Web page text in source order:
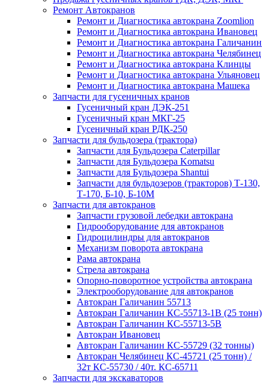
Ремонт Автокранов
Ремонт и Диагностика автокрана Zoomlion
Ремонт и Диагностика автокрана Ивановец
Ремонт и Диагностика автокрана Галичанин
Ремонт и Диагностика автокрана Челябинец
Ремонт и Диагностика автокрана Клинцы
Ремонт и Диагностика автокрана Ульяновец
Ремонт и Диагностика автокрана Машека
Запчасти для гусеничных кранов
Гусеничный кран ДЭК-251
Гусеничный кран МКГ-25
Гусеничный кран РДК-250
Запчасти для бульдозера (трактора)
Запчасти для Бульдозера Caterpillar
Запчасти для Бульдозера Komatsu
Запчасти для Бульдозера Shantui
Запчасти для бульдозеров (тракторов) Т-130,
Т-170, Б-10, Б-10М
Запчасти для автокранов
Запчасти грузовой лебедки автокрана
Гидрооборудование для автокранов
Гидроцилиндры для автокранов
Механизм поворота автокрана
Рама автокрана
Стрела автокрана
Опорно-поворотное устройства автокрана
Электрооборудование для автокранов
Автокран Галичанин 55713
Автокран Галичанин КС-55713-1В (25 тонн)
Автокран Галичанин КС-55713-5В
Автокран Ивановец
Автокран Галичанин КС-55729 (32 тонны)
Автокран Челябинец КС-45721 (25 тонн) /
32т КС-55730 / 40т. КС-65711
Запчасти для экскаваторов